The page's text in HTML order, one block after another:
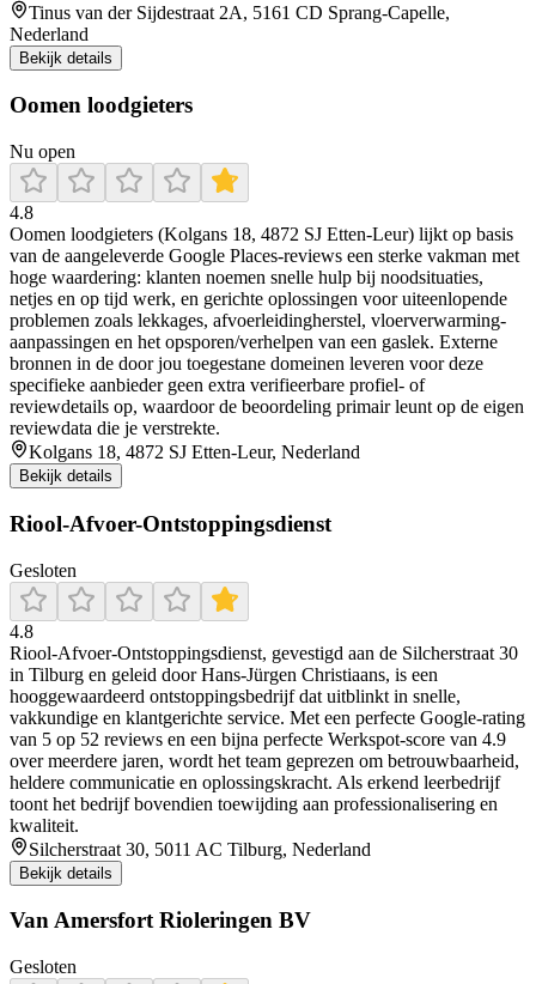
Tinus van der Sijdestraat 2A, 5161 CD Sprang-Capelle,
Nederland
Bekijk details
Oomen loodgieters
Nu open
4.8
Oomen loodgieters (Kolgans 18, 4872 SJ Etten-Leur) lijkt op basis
van de aangeleverde Google Places-reviews een sterke vakman met
hoge waardering: klanten noemen snelle hulp bij noodsituaties,
netjes en op tijd werk, en gerichte oplossingen voor uiteenlopende
problemen zoals lekkages, afvoerleidingherstel, vloerverwarming-
aanpassingen en het opsporen/verhelpen van een gaslek. Externe
bronnen in de door jou toegestane domeinen leveren voor deze
specifieke aanbieder geen extra verifieerbare profiel- of
reviewdetails op, waardoor de beoordeling primair leunt op de eigen
reviewdata die je verstrekte.
Kolgans 18, 4872 SJ Etten-Leur, Nederland
Bekijk details
Riool-Afvoer-Ontstoppingsdienst
Gesloten
4.8
Riool‑Afvoer‑Ontstoppingsdienst, gevestigd aan de Silcherstraat 30
in Tilburg en geleid door Hans‑Jürgen Christiaans, is een
hooggewaardeerd ontstoppingsbedrijf dat uitblinkt in snelle,
vakkundige en klantgerichte service. Met een perfecte Google‑rating
van 5 op 52 reviews en een bijna perfecte Werkspot‑score van 4.9
over meerdere jaren, wordt het team geprezen om betrouwbaarheid,
heldere communicatie en oplossingskracht. Als erkend leerbedrijf
toont het bedrijf bovendien toewijding aan professionalisering en
kwaliteit.
Silcherstraat 30, 5011 AC Tilburg, Nederland
Bekijk details
Van Amersfort Rioleringen BV
Gesloten